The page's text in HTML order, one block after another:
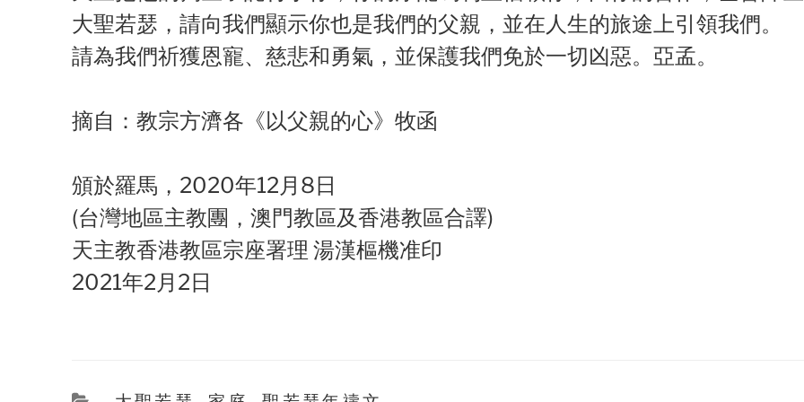
大聖若瑟，請向我們顯示你也是我們的父親，並在人生的旅途上引領我們。
請為我們祈獲恩寵、慈悲和勇氣，並保護我們免於一切凶惡。亞孟。
摘自：教宗方濟各《以父親的心》牧函
頒於羅馬，2020年12月8日
(台灣地區主教團，澳門教區及香港教區合譯)
天主教香港教區宗座署理 湯漢樞機准印
2021年2月2日